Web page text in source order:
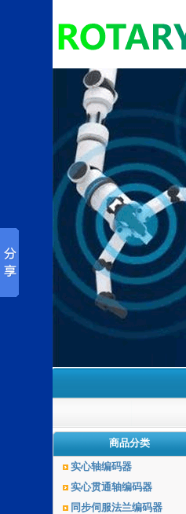
商品分类
实心轴编码器
实心贯通轴编码器
同步伺服法兰编码器